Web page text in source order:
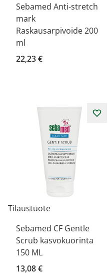
Sebamed Anti-stretch
mark
Raskausarpivoide 200
ml
22,23 €
Tilaustuote
Sebamed CF Gentle
Scrub kasvokuorinta
150 ML
13,08 €